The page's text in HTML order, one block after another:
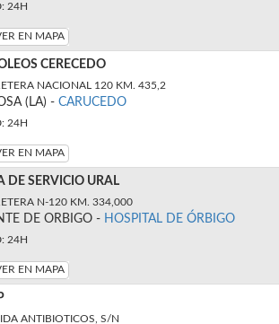
24H
EN MAPA
CERECEDO
NACIONAL 120 KM. 435,2
(LA) - CARUCEDO
24H
EN MAPA
DE SERVICIO URAL
N-120 KM. 334,000
DE ORBIGO - HOSPITAL DE ÓRBIGO
24H
EN MAPA
ANTIBIOTICOS, S/N